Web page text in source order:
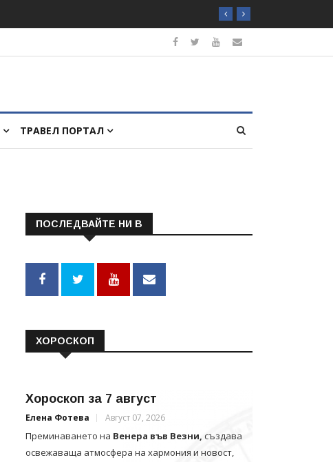
ТРАВЕЛ ПОРТАЛ
ПОСЛЕДВАЙТЕ НИ В
ХОРОСКОП
Хороскоп за 7 август
Елена Фотева Август 07, 2026
Преминаването на Венера във Везни, създава
освежаваща атмосфера на хармония и новост,